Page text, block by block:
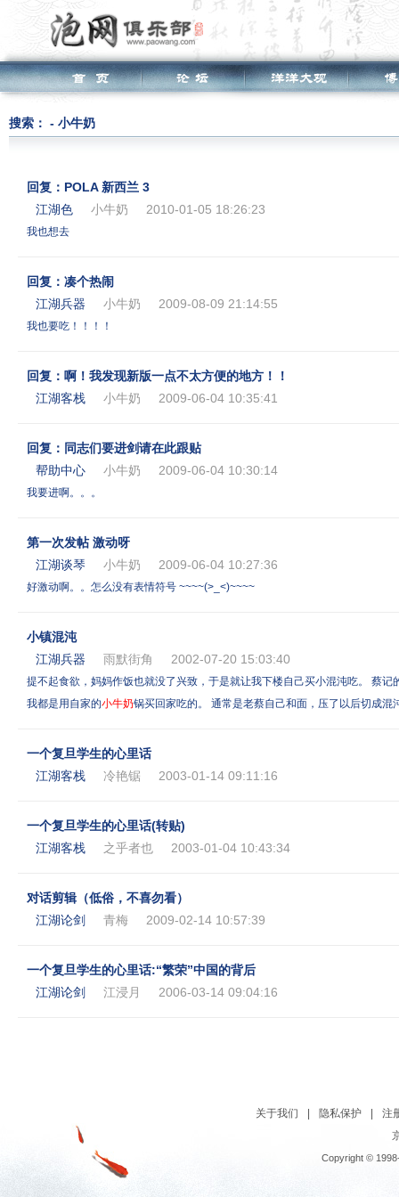
搜索： - 小牛奶
回复：POLA 新西兰 3
江湖色
小牛奶 2010-01-05 18:26:23
我也想去
回复：凑个热闹
江湖兵器
小牛奶 2009-08-09 21:14:55
我也要吃！！！！
回复：啊！我发现新版一点不太方便的地方！！
江湖客栈
小牛奶 2009-06-04 10:35:41
回复：同志们要进剑请在此跟贴
帮助中心
小牛奶 2009-06-04 10:30:14
我要进啊。。。
第一次发帖 激动呀
江湖谈琴
小牛奶 2009-06-04 10:27:36
好激动啊。。怎么没有表情符号 ~~~~(>_<)~~~~
小镇混沌
江湖兵器
雨默街角 2002-07-20 15:03:40
提不起食欲，妈妈作饭也就没了兴致，于是就让我下楼自己买小混沌吃。 蔡
我都是用自家的小牛奶锅买回家吃的。 通常是老蔡自己和面，压了以后切成混
一个复旦学生的心里话
江湖客栈
冷艳锯 2003-01-14 09:11:16
一个复旦学生的心里话(转贴)
江湖客栈
之乎者也 2003-01-04 10:43:34
对话剪辑（低俗，不喜勿看）
江湖论剑
青梅 2009-02-14 10:57:39
一个复旦学生的心里话:“繁荣”中国的背后
江湖论剑
江浸月 2006-03-14 09:04:16
关于我们 隐私保护
注
Copyright ©